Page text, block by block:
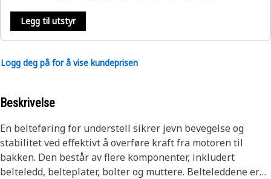
Legg til utstyr
Logg deg på for å vise kundeprisen
Beskrivelse
En belteføring for understell sikrer jevn bevegelse og
stabilitet ved effektivt å overføre kraft fra motoren til
bakken. Den består av flere komponenter, inkludert
belteledd, belteplater, bolter og muttere. Belteleddene er